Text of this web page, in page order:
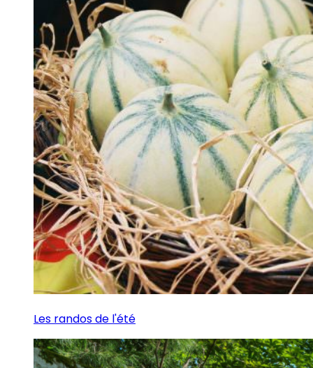
Les randos de l'été